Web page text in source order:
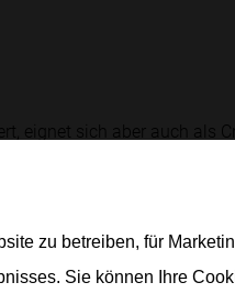
eignet sich aber auch als
wie Zimt kombiniert
Cremedesserts.
zu betreiben, für
Sie können Ihre